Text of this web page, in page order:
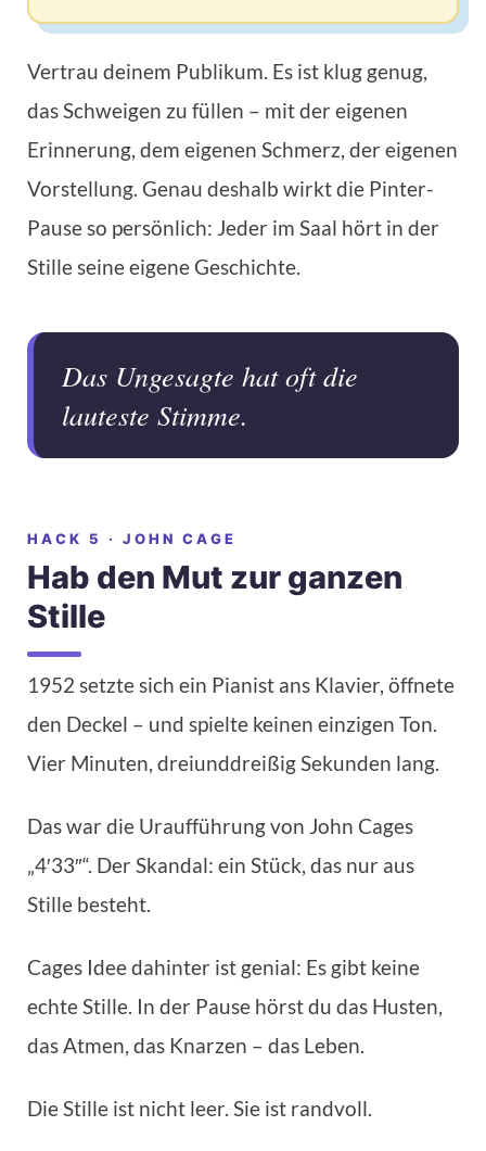
Vertrau deinem Publikum. Es ist klug genug,
das Schweigen zu füllen – mit der eigenen
Erinnerung, dem eigenen Schmerz, der eigenen
Vorstellung. Genau deshalb wirkt die Pinter-
Pause so persönlich: Jeder im Saal hört in der
Stille seine eigene Geschichte.
Das Ungesagte hat oft die
lauteste Stimme.
HACK 5 · JOHN CAGE
Hab den Mut zur ganzen
Stille
1952 setzte sich ein Pianist ans Klavier, öffnete
den Deckel – und spielte keinen einzigen Ton.
Vier Minuten, dreiunddreißig Sekunden lang.
Das war die Uraufführung von John Cages
„4′33″“. Der Skandal: ein Stück, das nur aus
Stille besteht.
Cages Idee dahinter ist genial: Es gibt keine
echte Stille. In der Pause hörst du das Husten,
das Atmen, das Knarzen – das Leben.
Die Stille ist nicht leer. Sie ist randvoll.